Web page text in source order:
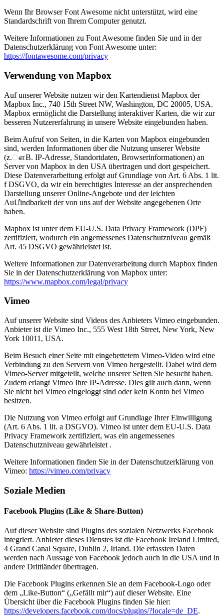
Wenn Ihr Browser Font Awesome nicht unterstützt, wird eine
Standardschrift von Ihrem Computer genutzt.
Weitere Informationen zu Font Awesome finden Sie und in der
Datenschutzerklärung von Font Awesome unter:
https://fontawesome.com/privacy
Verwendung von Mapbox
Auf unserer Website nutzen wir den Kartendienst Mapbox der
Mapbox Inc., 740 15th Street NW, Washington, DC 20005, USA.
Mapbox ermöglicht die Darstellung interaktiver Karten, die wir zur
besseren Nutzererfahrung in unsere Website eingebunden haben.
Beim Aufruf von Seiten, in die Karten von Mapbox eingebunden
sind, werden Informationen über die Nutzung unserer Website
(z.ௗB. IP-Adresse, Standortdaten, Browserinformationen) an
Server von Mapbox in den USA übertragen und dort gespeichert.
Diese Datenverarbeitung erfolgt auf Grundlage von Art. 6 Abs. 1 lit.
f DSGVO, da wir ein berechtigtes Interesse an der ansprechenden
Darstellung unserer Online-Angebote und der leichten
AuƯindbarkeit der von uns auf der Website angegebenen Orte
haben.
Mapbox ist unter dem EU-U.S. Data Privacy Framework (DPF)
zertifiziert, wodurch ein angemessenes Datenschutzniveau gemäß
Art. 45 DSGVO gewährleistet ist.
Weitere Informationen zur Datenverarbeitung durch Mapbox finden
Sie in der Datenschutzerklärung von Mapbox unter:
https://www.mapbox.com/legal/privacy
Vimeo
Auf unserer Website sind Videos des Anbieters Vimeo eingebunden.
Anbieter ist die Vimeo Inc., 555 West 18th Street, New York, New
York 10011, USA.
Beim Besuch einer Seite mit eingebettetem Vimeo-Video wird eine
Verbindung zu den Servern von Vimeo hergestellt. Dabei wird dem
Vimeo-Server mitgeteilt, welche unserer Seiten Sie besucht haben.
Zudem erlangt Vimeo Ihre IP-Adresse. Dies gilt auch dann, wenn
Sie nicht bei Vimeo eingeloggt sind oder kein Konto bei Vimeo
besitzen.
Die Nutzung von Vimeo erfolgt auf Grundlage Ihrer Einwilligung
(Art. 6 Abs. 1 lit. a DSGVO). Vimeo ist unter dem EU-U.S. Data
Privacy Framework zertifiziert, was ein angemessenes
Datenschutzniveau gewährleistet .
Weitere Informationen finden Sie in der Datenschutzerklärung von
Vimeo: https://vimeo.com/privacy
Soziale Medien
Facebook Plugins (Like & Share-Button)
Auf dieser Website sind Plugins des sozialen Netzwerks Facebook
integriert. Anbieter dieses Dienstes ist die Facebook Ireland Limited,
4 Grand Canal Square, Dublin 2, Irland. Die erfassten Daten
werden nach Aussage von Facebook jedoch auch in die USA und in
andere Drittländer übertragen.
Die Facebook Plugins erkennen Sie an dem Facebook-Logo oder
dem „Like-Button“ („Gefällt mir“) auf dieser Website. Eine
Übersicht über die Facebook Plugins finden Sie hier:
https://developers.facebook.com/docs/plugins/?locale=de_DE.